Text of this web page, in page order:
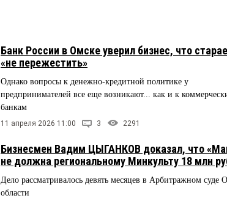
Банк России в Омске уверил бизнес, что
«не пережестить»
Однако вопросы к денежно-кредитной политике у
предпринимателей все еще возникают... как и к
банкам
11 апреля 2026 11:00 3 2291
Бизнесмен Вадим ЦЫГАНКОВ доказал, что
не должна региональному Минкульту 18 млн
Дело рассматривалось девять месяцев в Арбитражном суде
области